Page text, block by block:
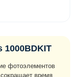
1000BDKIT
фотоэлементов
время